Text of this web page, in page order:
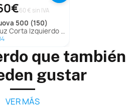
60 € sin IVA
500 (150)
Izquierdo para Fiat Nuova 500
que también
gustar
VER MÁS